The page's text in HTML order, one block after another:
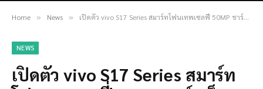
Home » News » เปิดตัว vivo S17 Series สมาร์ทโฟนเทพเซลฟี่ 50MP ชาร์จเร็ว 80W กล้องหลัง 3 ตัวพร้อมเลนส์ Portrait
NEWS
เปิดตัว vivo S17 Series สมาร์ท